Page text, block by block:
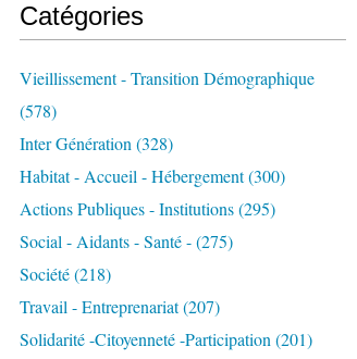
Catégories
Vieillissement - Transition Démographique
(578)
Inter Génération (328)
Habitat - Accueil - Hébergement(300)
Actions Publiques - Institutions(295)
Social - Aidants - Santé -(275)
Société(218)
Travail - Entreprenariat(207)
Solidarité -citoyenneté -participation (201)